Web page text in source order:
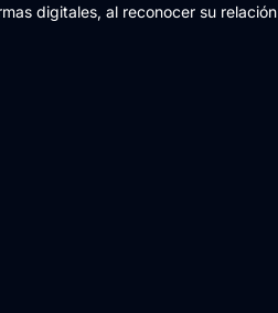
digitales, al reconocer su relación